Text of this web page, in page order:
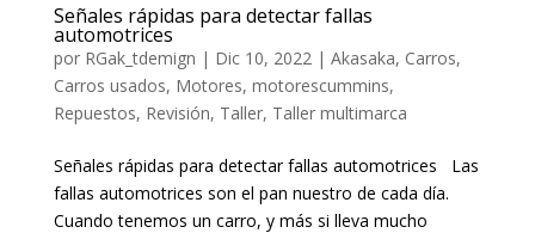
Señales rápidas para detectar fallas
automotrices
por RGak_tdemign | Dic 10, 2022 | Akasaka, Carros,
Carros usados, Motores, motorescummins,
Repuestos, Revisión, Taller, Taller multimarca
Señales rápidas para detectar fallas automotrices Las
fallas automotrices son el pan nuestro de cada día.
Cuando tenemos un carro, y más si lleva mucho